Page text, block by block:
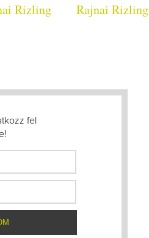
Rizling Rajnai Rizling
fel